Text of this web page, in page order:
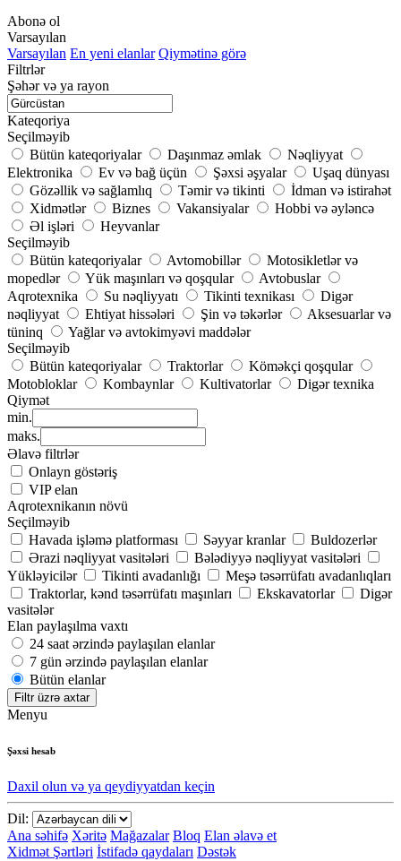
Abonə ol
Varsayılan
Varsayılan En yeni elanlar Qiymətinə görə
Filtrlər
Şəhər və ya rayon
Kateqoriya
Seçilməyib
Bütün kateqoriyalar
Daşınmaz əmlak
Nəqliyyat
Elektronika
Ev və bağ üçün Şəxsi əşyalar
Uşaq dünyası
Gözəllik və sağlamlıq
Təmir və tikinti
İdman və istirahət
Xidmətlər
Biznes Vakansiyalar
Hobbi və əyləncə
Əl işləri
Heyvanlar
Seçilməyib
Bütün kateqoriyalar
Avtomobillər
Motosikletlər və
mopedlər
Yük maşınları və qoşqular
Avtobuslar
Aqrotexnika
Su nəqliyyatı Tikinti texnikası
Digər
nəqliyyat
Ehtiyat hissələri Şin və təkərlər
Aksesuarlar və
tüninq
Yağlar və avtokimyəvi maddələr
Seçilməyib
Bütün kateqoriyalar
Traktorlar
Köməkçi qoşqular
Motobloklar
Kombaynlar Kultivatorlar
Digər texnika
Qiymət
min.
maks.
Əlavə filtrlər
Onlayn göstəriş
VIP elan
Aqrotexnikanın növü
Seçilməyib
Havada işləmə platforması
Səyyar kranlar
Buldozerlər
Ərazi nəqliyyat vasitələri
Bələdiyyə nəqliyyat vasitələri
Yükləyicilər
Tikinti avadanlığı
Meşə təsərrüfatı avadanlıqları
Traktorlar, kənd təsərrüfatı maşınları
Ekskavatorlar
Digər
vasitələr
Elan paylaşılma vaxtı
24 saat ərzində paylaşılan elanlar
7 gün ərzində paylaşılan elanlar
Bütün elanlar
Filtr üzrə axtar
Menyu
Şəxsi hesab
Daxil olun və ya qeydiyyatdan keçin
Dil:
Ana səhifə Xəritə Mağazalar Bloq Elan əlavə et
Xidmət Şərtləri İstifadə qaydaları Dəstək